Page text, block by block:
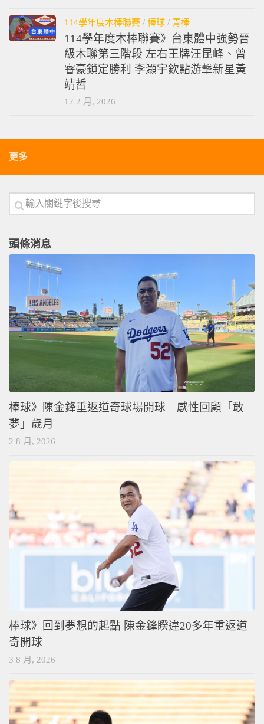
114學年度木棒聯賽 / 棒球 / 青棒
114學年度木棒聯賽》台東體中強勢晉
級木聯第三階段 左右王牌汪昆峰、曾
睿豪鎖定勝利 李灝宇欽點游擊新星黃
靖哲
12 2 月, 2026
更多
頭條消息
棒球》陳金鋒重返道奇球場開球 感性回顧「敢
夢」歲月
2 8 月, 2026
棒球》回到夢想的起點 陳金鋒睽違20多年重返道
奇開球
3 8 月, 2026